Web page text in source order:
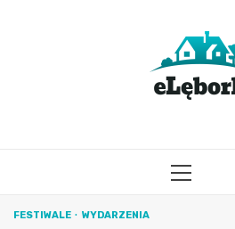
PRIMARY
FESTIWALE WYDARZENIA